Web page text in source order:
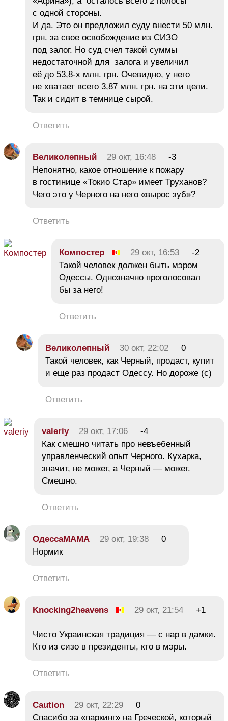
с одной стороны.
И да. Это он предложил суду внести 50 млн.
грн. за свое освобождение из СИЗО
под залог. Но суд счел такой суммы
недостаточной для залога и увеличил
её до 53,8-х млн. грн. Очевидно, у него
не хватает всего 3,87 млн. грн. на эти цели.
Так и сидит в темнице сырой.
Ответить
Великолепный 29 окт, 16:48
-3
Непонятно, какое отношение к пожару
в гостинице «Токио Стар» имеет Труханов?
Чего это у Черного на него «вырос зуб»?
Ответить
Компостер 29 окт, 16:53
-2
Такой человек должен быть мэром
Одессы. Однозначно проголосовал
бы за него!
Ответить
Великолепный 30 окт, 22:02
0
Такой человек, как Черный, продаст, купит
и еще раз продаст Одессу. Но дороже (с)
Ответить
valeriy 29 окт, 17:06
-4
Как смешно читать про невъебенный
управленческий опыт Черного. Кухарка,
значит, не может, а Черный — может.
Смешно.
Ответить
ОдессаМАМА 29 окт, 19:38
0
Нормик
Ответить
Knocking2heavens 29 окт, 21:54 +1
Чисто Украинская традиция — с нар в дамки.
Кто из сизо в президенты, кто в мэры.
Ответить
Caution 29 окт, 22:29
0
Спасибо за «паркинг» на Греческой, который